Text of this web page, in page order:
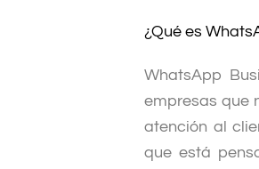
¿Qué es
WhatsApp
empresas que
atención al
que está